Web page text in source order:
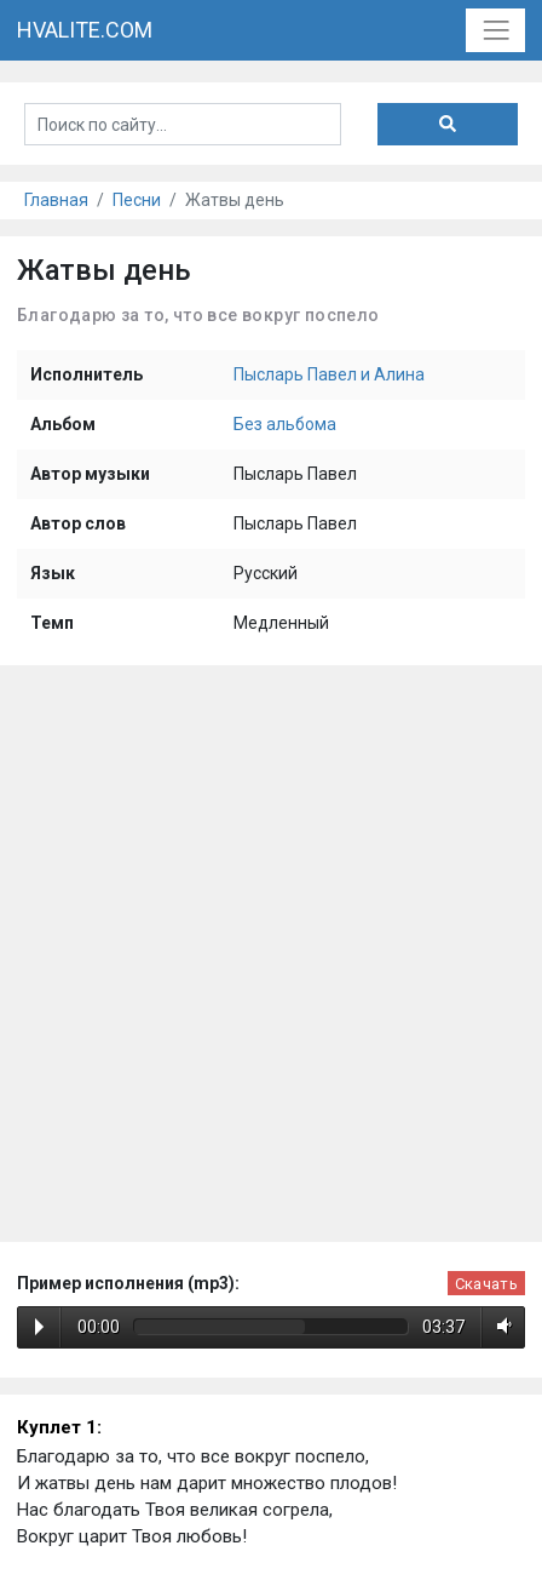
HVALITE.COM
Главная Песни Жатвы день
Жатвы день
Благодарю за то, что все вокруг поспело
Исполнитель Пысларь Павел и Алина
Альбом Без альбома
Автор музыки Пысларь Павел
Автор слов Пысларь Павел
Язык Русский
Темп Медленный
Пример исполнения (mp3): Скачать
00:00 03:37
Куплет 1:
Благодарю за то, что все вокруг поспело,
И жатвы день нам дарит множество плодов!
Нас благодать Твоя великая согрела,
Вокруг царит Твоя любовь!